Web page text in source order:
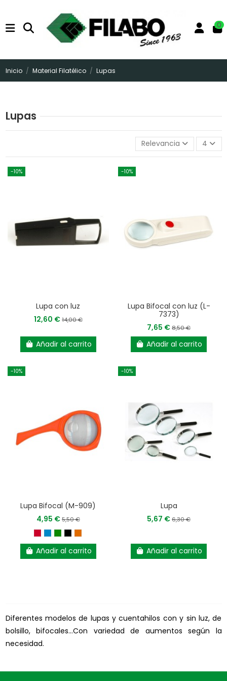
0
Inicio Material Filatélico Lupas
Lupas
Relevancia 4
-10%
Lupa con luz
12,60 €14,00 €
Añadir al carrito
-10%
Lupa Bifocal con luz (L-
7373)
7,65 €8,50 €
Añadir al carrito
-10%
Lupa Bifocal (M-909)
4,95 €5,50 €
Añadir al carrito
-10%
Lupa
5,67 €6,30 €
Añadir al carrito
Diferentes modelos de lupas y cuentahilos con y sin luz, de
bolsillo, bifocales...Con variedad de aumentos según la
necesidad.